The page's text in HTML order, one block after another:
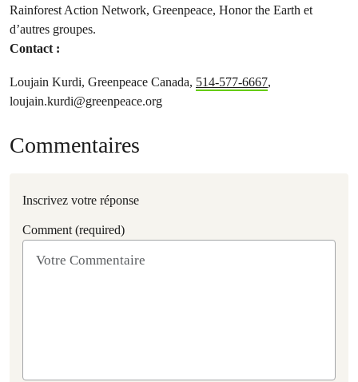
Rainforest Action Network, Greenpeace, Honor the Earth et
d’autres groupes.
Contact :
Loujain Kurdi, Greenpeace Canada, 514-577-6667,
loujain.kurdi@greenpeace.org
Commentaires
Inscrivez votre réponse
Comment (required)